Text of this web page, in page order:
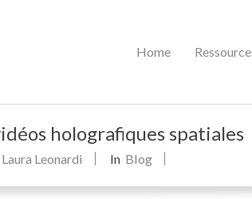
Home
holografiques spatiales
Laura Leonardi In Blog